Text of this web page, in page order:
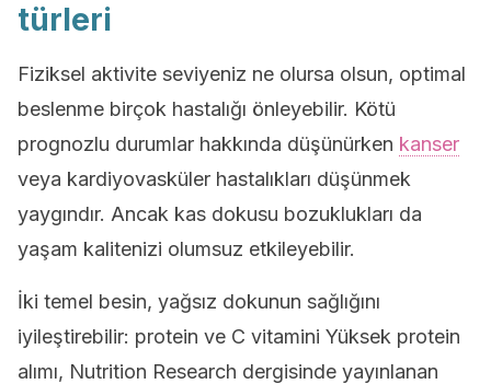
türleri
Fiziksel aktivite seviyeniz ne olursa olsun, optimal
beslenme birçok hastalığı önleyebilir. Kötü
prognozlu durumlar hakkında düşünürken kanser
veya kardiyovasküler hastalıkları düşünmek
yaygındır. Ancak kas dokusu bozuklukları da
yaşam kalitenizi olumsuz etkileyebilir.
İki temel besin, yağsız dokunun sağlığını
iyileştirebilir: protein ve C vitamini Yüksek protein
alımı, Nutrition Research dergisinde yayınlanan